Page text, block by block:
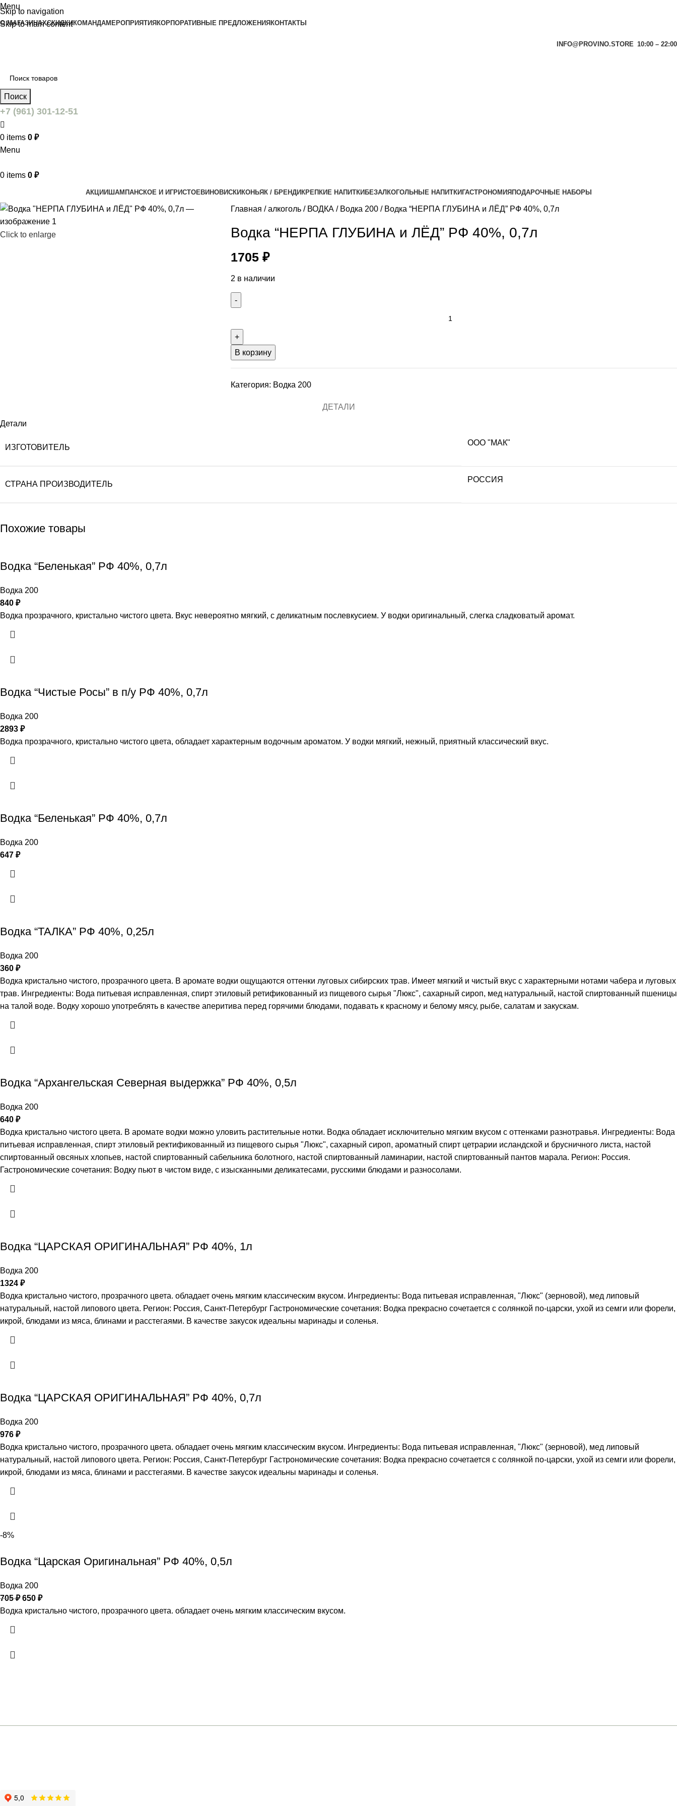
Skip to navigation
Skip to main content
Menu
О МАГАЗИНАХСКИДКИКОМАНДАМЕРОПРИЯТИЯ КОРПОРАТИВНЫЕ ПРЕДЛОЖЕНИЯ КОНТАКТЫ
INFO@PROVINO.STORE 10:00 – 22:00
Поиск
+7 (961) 301-12-51
0 items 0 ₽
Menu
0 items 0 ₽
АКЦИИШАМПАНСКОЕ И ИГРИСТОЕВИНОВИСКИКОНЬЯК / БРЕНДИКРЕПКИЕ НАПИТКИБЕЗАЛКОГОЛЬНЫЕ НАПИТКИГАСТРОНОМИЯПОДАРОЧНЫЕ НАБОРЫ
Click to enlarge
Главная алкоголь ВОДКА Водка 200 Водка “НЕРПА ГЛУБИНА и ЛЁД” РФ 40%, 0,7л
Водка “НЕРПА ГЛУБИНА и ЛЁД” РФ 40%, 0,7л
1705 ₽
2 в наличии
В корзину
Категория: Водка 200
ДЕТАЛИ
Детали
ИЗГОТОВИТЕЛЬ
ООО "МАК"
СТРАНА ПРОИЗВОДИТЕЛЬ
РОССИЯ
Похожие товары
Водка “Беленькая” РФ 40%, 0,7л
Водка 200
840 ₽
Водка прозрачного, кристально чистого цвета. Вкус невероятно мягкий, с деликатным послевкусием. У водки оригинальный, слегка сладковатый аромат.
Водка “Чистые Росы” в п/у РФ 40%, 0,7л
Водка 200
2893 ₽
Водка прозрачного, кристально чистого цвета, обладает характерным водочным ароматом. У водки мягкий, нежный, приятный классический вкус.
Водка “Беленькая” РФ 40%, 0,7л
Водка 200
647 ₽
Водка “ТАЛКА” РФ 40%, 0,25л
Водка 200
360 ₽
Водка кристально чистого, прозрачного цвета. В аромате водки ощущаются оттенки луговых сибирских трав. Имеет мягкий и чистый вкус с характерными нотами чабера и луговых
трав. Ингредиенты: Вода питьевая исправленная, спирт этиловый ретификованный из пищевого сырья "Люкс", сахарный сироп, мед натуральный, настой спиртованный пшеницы
на талой воде. Водку хорошо употреблять в качестве аперитива перед горячими блюдами, подавать к красному и белому мясу, рыбе, салатам и закускам.
Водка “Архангельская Северная выдержка” РФ 40%, 0,5л
Водка 200
640 ₽
Водка кристально чистого цвета. В аромате водки можно уловить растительные нотки. Водка обладает исключительно мягким вкусом с оттенками разнотравья. Ингредиенты: Вода
питьевая исправленная, спирт этиловый ректификованный из пищевого сырья "Люкс", сахарный сироп, ароматный спирт цетрарии исландской и брусничного листа, настой
спиртованный овсяных хлопьев, настой спиртованный сабельника болотного, настой спиртованный ламинарии, настой спиртованный пантов марала. Регион: Россия.
Гастрономические сочетания: Водку пьют в чистом виде, с изысканными деликатесами, русскими блюдами и разносолами.
Водка “ЦАРСКАЯ ОРИГИНАЛЬНАЯ” РФ 40%, 1л
Водка 200
1324 ₽
Водка кристально чистого, прозрачного цвета. обладает очень мягким классическим вкусом. Ингредиенты: Вода питьевая исправленная, "Люкс" (зерновой), мед липовый
натуральный, настой липового цвета. Регион: Россия, Санкт-Петербург Гастрономические сочетания: Водка прекрасно сочетается с солянкой по-царски, ухой из семги или форели,
икрой, блюдами из мяса, блинами и расстегаями. В качестве закусок идеальны маринады и соленья.
Водка “ЦАРСКАЯ ОРИГИНАЛЬНАЯ” РФ 40%, 0,7л
Водка 200
976 ₽
Водка кристально чистого, прозрачного цвета. обладает очень мягким классическим вкусом. Ингредиенты: Вода питьевая исправленная, "Люкс" (зерновой), мед липовый
натуральный, настой липового цвета. Регион: Россия, Санкт-Петербург Гастрономические сочетания: Водка прекрасно сочетается с солянкой по-царски, ухой из семги или форели,
икрой, блюдами из мяса, блинами и расстегаями. В качестве закусок идеальны маринады и соленья.
-8%
Водка “Царская Оригинальная” РФ 40%, 0,5л
Водка 200
705₽ 650 ₽
Водка кристально чистого, прозрачного цвета. обладает очень мягким классическим вкусом.